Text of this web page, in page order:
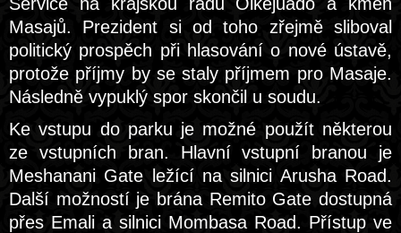
Masajů. Prezident si od toho zřejmě sliboval
politický prospěch při hlasování o nové ústavě,
protože příjmy by se staly příjmem pro Masaje.
Následně vypuklý spor skončil u soudu.
Ke vstupu do parku je možné použít některou
ze vstupních bran. Hlavní vstupní branou je
Meshanani Gate ležící na silnici Arusha Road.
Další možností je brána Remito Gate dostupná
přes Emali a silnici Mombasa Road. Přístup ve